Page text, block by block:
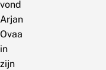
vond
Arjan
Ovaa
in
zijn